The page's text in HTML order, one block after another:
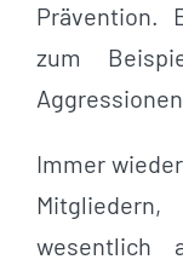
Prävention.
zum
Immer
wesentlich